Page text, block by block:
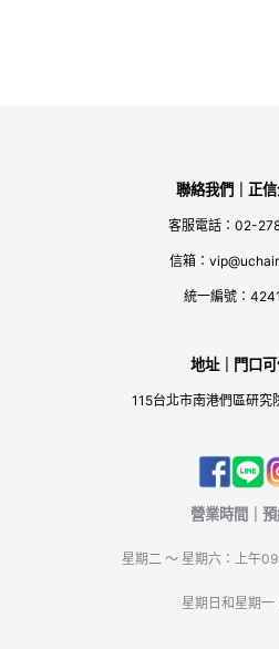
聯絡我們｜正
客服電話：02-
信箱：
統一編號：
地址｜門口
115台北市南港們區研
營業時間｜預
星期二 ～ 星期六：上午
星期日和星期一